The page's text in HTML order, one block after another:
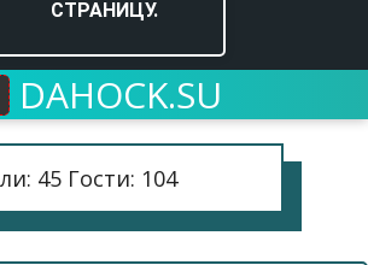
СТРАНИЦУ.
DAHOCK.SU
45 Гости: 104